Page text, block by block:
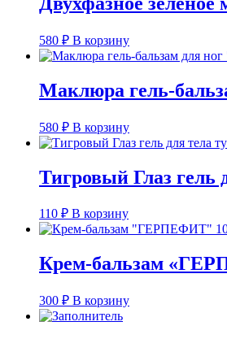
580 ₽ В корзину
Маклюра гель-
580 ₽ В корзину
Тигровый Глаз гель
110 ₽ В корзину
Крем-бальзам
300 ₽ В корзину